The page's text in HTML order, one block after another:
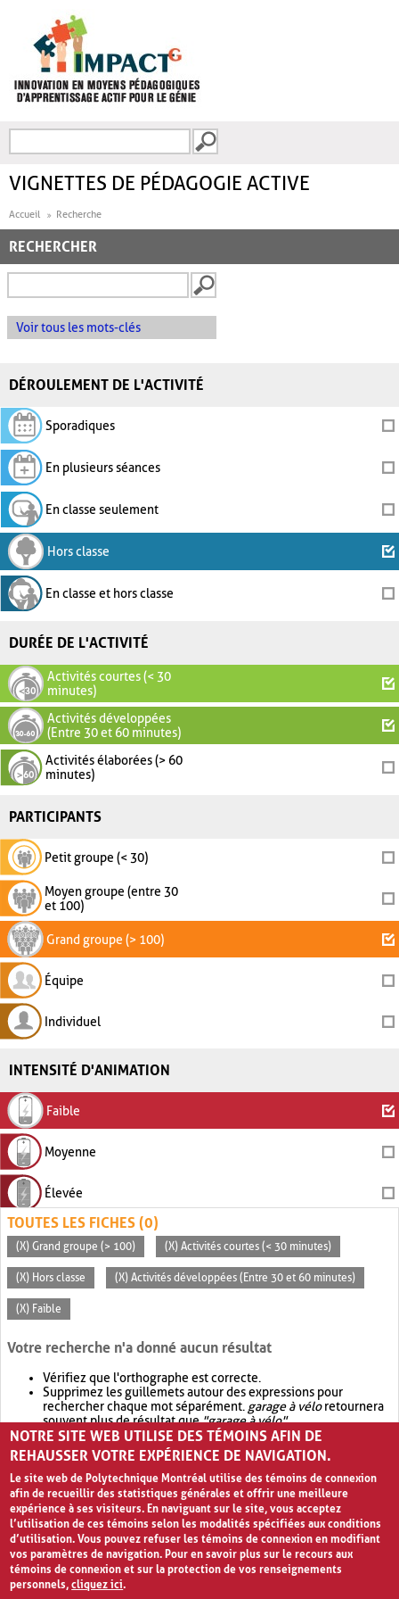
FORMULAIRE DE
VIGNETTES DE PÉDAGOGIE ACTIVE
Accueil Recherche
RECHERCHER
Voir tous les mots-clés
DÉROULEMENT DE L'ACTIVITÉ
Sporadiques
En plusieurs séances
En classe seulement
Hors classe
En classe et hors classe
DURÉE DE L'ACTIVITÉ
Activités courtes (< 30
minutes)
Activités développées
(Entre 30 et 60 minutes)
Activités élaborées (> 60
minutes)
PARTICIPANTS
Petit groupe (< 30)
Moyen groupe (entre 30
et 100)
Grand groupe (> 100)
Équipe
Individuel
INTENSITÉ D'ANIMATION
Faible
Moyenne
Élevée
TOUTES LES FICHES (0)
(X) Grand groupe (> 100) (X) Activités courtes (< 30 minutes)
(X) Hors classe (X) Activités développées (Entre 30 et 60 minutes)
(X) Faible
Votre recherche n'a donné aucun résultat
Vérifiez que l'orthographe est correcte.
Supprimez les guillemets autour des expressions pour
rechercher chaque mot séparément. garage à véloretournera
souvent plus de résultat que"garage à vélo".
Envisagez d'élargir votre recherche avec OR.garage OR vélo
retournera souvent plus de résultat quegarage à vélo
NOTRE SITE WEB UTILISE DES TÉMOINS AFIN DE
REHAUSSER VOTRE EXPÉRIENCE DE NAVIGATION.
Le site web de Polytechnique Montréal utilise des témoins de connexion
afin de recueillir des statistiques générales et offrir une meilleure
expérience à ses visiteurs. En naviguant sur le site, vous acceptez
l’utilisation de ces témoins selon les modalités spécifiées aux conditions
d’utilisation. Vous pouvez refuser les témoins de connexion en modifiant
vos paramètres de navigation. Pour en savoir plus sur le recours aux
témoins de connexion et sur la protection de vos renseignements
personnels,cliquez ici.